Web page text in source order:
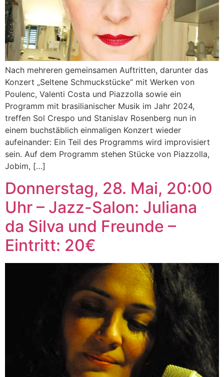
Nach mehreren gemeinsamen Auftritten, darunter das
Konzert „Seltene Schmuckstücke“ mit Werken von
Poulenc, Valenti Costa und Piazzolla sowie ein
Programm mit brasilianischer Musik im Jahr 2024,
treffen Sol Crespo und Stanislav Rosenberg nun in
einem buchstäblich einmaligen Konzert wieder
aufeinander: Ein Teil des Programms wird improvisiert
sein. Auf dem Programm stehen Stücke von Piazzolla,
Jobim, […]
Donnerstag, 28. Mai, 20:00
Uhr – Jazz-Salon: Juliana
da Silva und Freunde –
Eintritt: 20€